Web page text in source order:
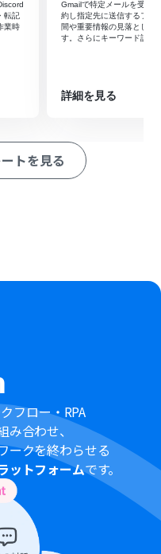
成する」アクションを設定
ータを要約・整形します
の「レコードを作成」
けとなるアクション、「オ
ロー内で処理を行うアク
ト
の対象としたいメールに付
ください
際、登録先のベースIDやテ
を連携してくださ
るAIオペレーションはチ
のみご利用いただける機能
・ミニプランの場合は設
レーションはエラーとな
などの有料プランは、2週
が可能です。無料トライア
機能（オペレーション）を
分、60分の間隔で起動
が異なりますので、ご注意
転記
業時
Gmailで特定メールを受信
約し指定先に送信するフロ
間や重要情報の見落としを
す。さらにキーワード設定
詳細を見る
トを見る
フロー・RPA
合わせ、
ークを終わらせる
ットフォームです。